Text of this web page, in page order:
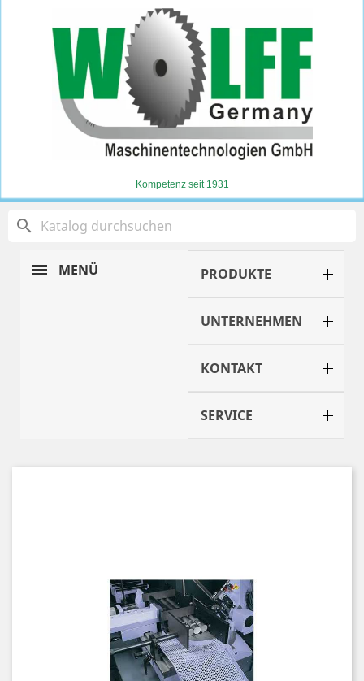
Kompetenz seit 1931
search
MENÜ PRODUKTE
UNTERNEHMEN
KONTAKT
SERVICE